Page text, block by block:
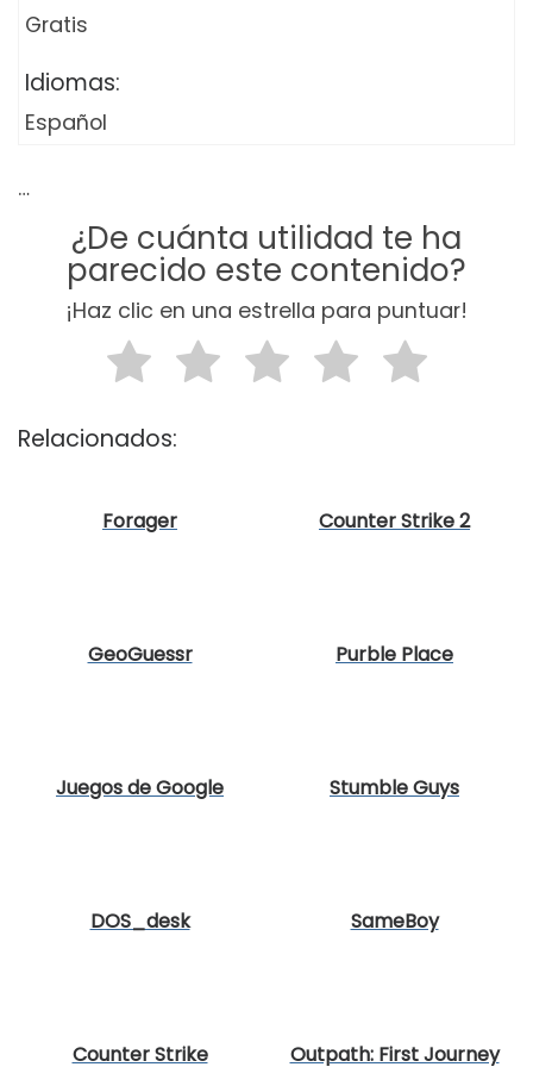
Gratis
Idiomas:
Español
…
¿De cuánta utilidad te ha
parecido este contenido?
¡Haz clic en una estrella para puntuar!
Relacionados:
Forager Counter Strike 2
GeoGuessr Purble Place
Juegos de Google Stumble Guys
DOS_desk SameBoy
Counter Strike Outpath: First Journey